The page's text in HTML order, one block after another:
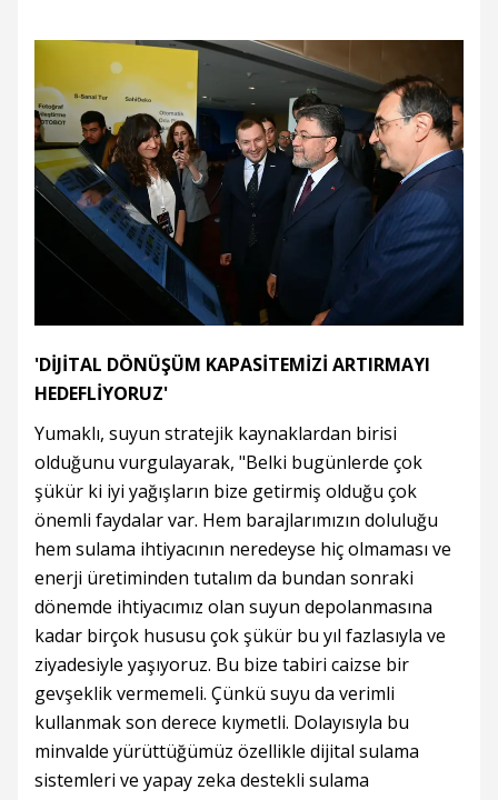
'DİJİTAL DÖNÜŞÜM KAPASİTEMİZİ ARTIRMAYI
HEDEFLİYORUZ'
Yumaklı, suyun stratejik kaynaklardan birisi
olduğunu vurgulayarak, "Belki bugünlerde çok
şükür ki iyi yağışların bize getirmiş olduğu çok
önemli faydalar var. Hem barajlarımızın doluluğu
hem sulama ihtiyacının neredeyse hiç olmaması ve
enerji üretiminden tutalım da bundan sonraki
dönemde ihtiyacımız olan suyun depolanmasına
kadar birçok hususu çok şükür bu yıl fazlasıyla ve
ziyadesiyle yaşıyoruz. Bu bize tabiri caizse bir
gevşeklik vermemeli. Çünkü suyu da verimli
kullanmak son derece kıymetli. Dolayısıyla bu
minvalde yürüttüğümüz özellikle dijital sulama
sistemleri ve yapay zeka destekli sulama